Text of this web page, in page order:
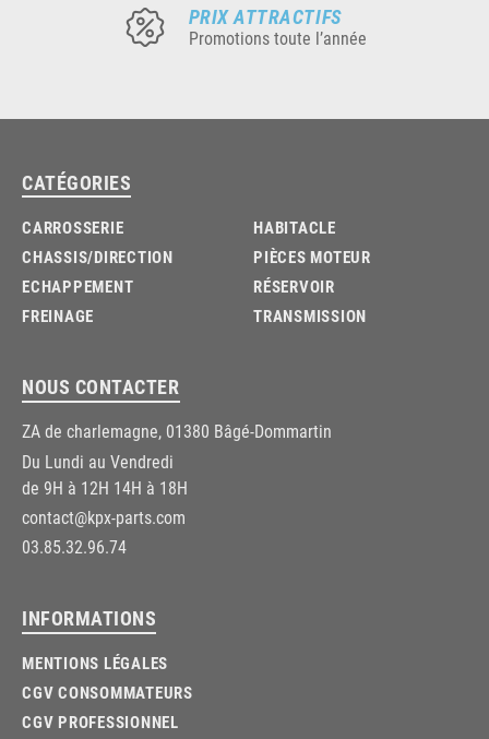
PRIX ATTRACTIFS
Promotions toute l’année
CATÉGORIES
CARROSSERIE
CHASSIS/DIRECTION
ECHAPPEMENT
FREINAGE
HABITACLE
PIÈCES MOTEUR
RÉSERVOIR
TRANSMISSION
NOUS CONTACTER
ZA de charlemagne, 01380 Bâgé-Dommartin
Du Lundi au Vendredi
de 9H à 12H 14H à 18H
contact@kpx-parts.com
03.85.32.96.74
INFORMATIONS
MENTIONS LÉGALES
CGV CONSOMMATEURS
CGV PROFESSIONNEL